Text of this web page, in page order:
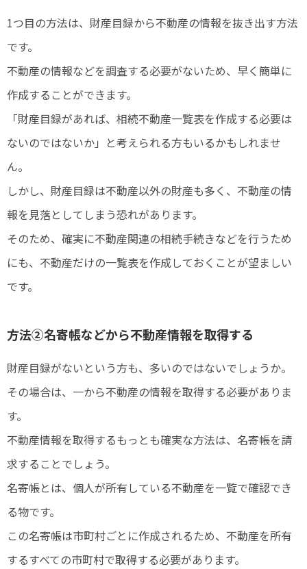
1つ目の方法は、財産目録から不動産の情報を抜き出す方法
です。
不動産の情報などを調査する必要がないため、早く簡単に
作成することができます。
「財産目録があれば、相続不動産一覧表を作成する必要は
ないのではないか」と考えられる方もいるかもしれませ
ん。
しかし、財産目録は不動産以外の財産も多く、不動産の情
報を見落としてしまう恐れがあります。
そのため、確実に不動産関連の相続手続きなどを行うため
にも、不動産だけの一覧表を作成しておくことが望ましい
です。
方法②名寄帳などから不動産情報を取得する
財産目録がないという方も、多いのではないでしょうか。
その場合は、一から不動産の情報を取得する必要がありま
す。
不動産情報を取得するもっとも確実な方法は、名寄帳を請
求することでしょう。
名寄帳とは、個人が所有している不動産を一覧で確認でき
る物です。
この名寄帳は市町村ごとに作成されるため、不動産を所有
するすべての市町村で取得する必要があります。